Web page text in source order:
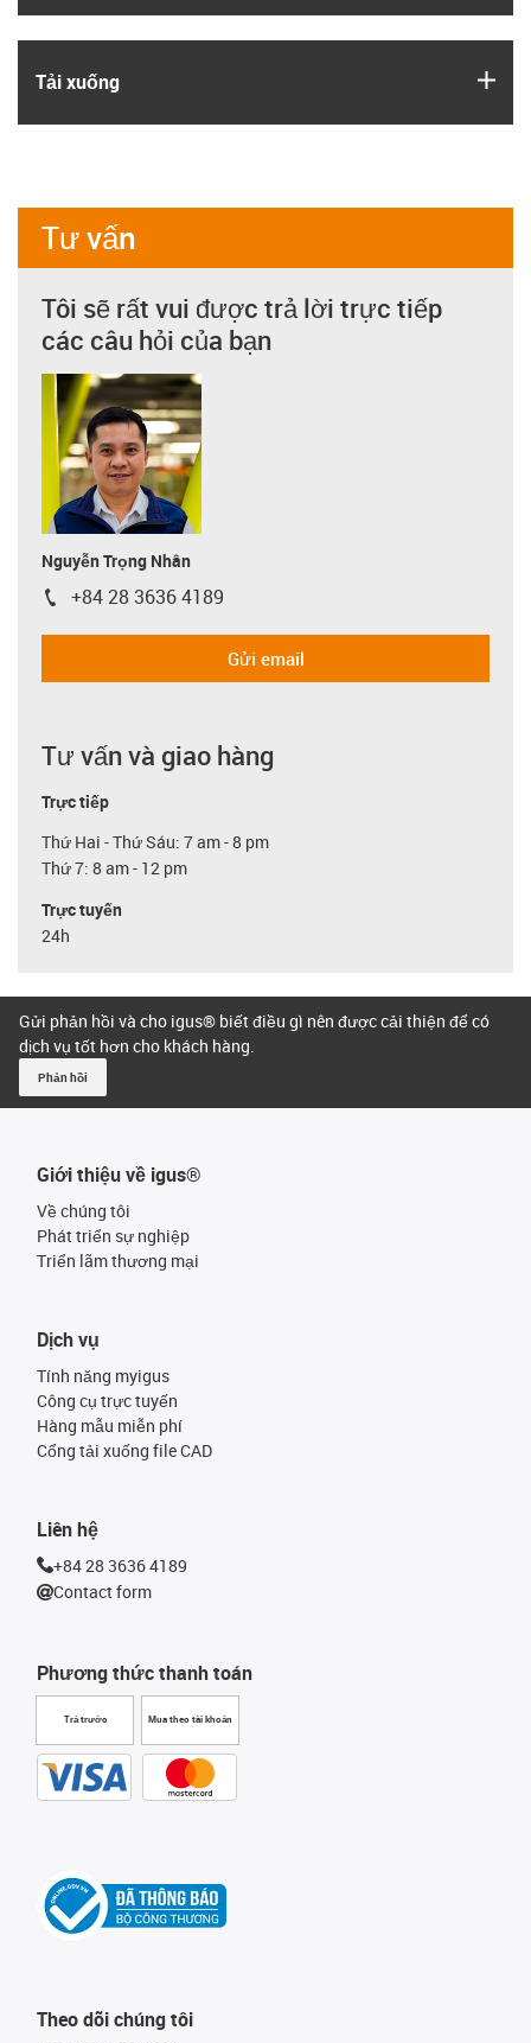
Tải xuống
Tư vấn
Tôi sẽ rất vui được trả lời trực tiếp
các câu hỏi của bạn
Nguyễn Trọng Nhân
igus-icon-phone
+84 28 3636 4189
Gửi email
Tư vấn và giao hàng
Trực tiếp
Thứ Hai - Thứ Sáu: 7 am - 8 pm
Thứ 7: 8 am - 12 pm
Trực tuyến
24h
Gửi phản hồi và cho igus® biết điều gì nên được cải thiện để có
dịch vụ tốt hơn cho khách hàng.
Phản hồi
Giới thiệu về igus®
Về chúng tôi
Phát triển sự nghiệp
Triển lãm thương mại
Phương thức thanh toán
Trả trước Mua theo tài khoản
Dịch vụ
Tính năng myigus
Công cụ trực tuyến
Hàng mẫu miễn phí
Cổng tải xuống file CAD
Liên hệ
+84 28 3636 4189
Contact form
Theo dõi chúng tôi